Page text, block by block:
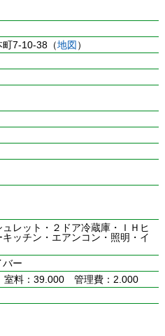
町7-10-38（地図 ）
レット・２ドア冷蔵庫・ＩＨヒ
ッチン・エアンコン・照明・イ
バー
料：39.000 管理費：2.000